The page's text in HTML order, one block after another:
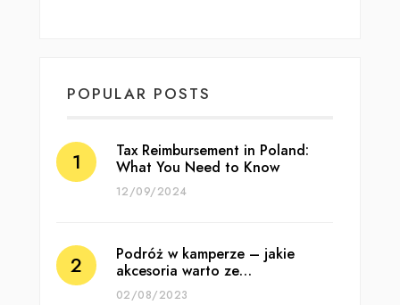
POPULAR POSTS
Tax Reimbursement in Poland:
What You Need to Know
12/09/2024
Podróż w kamperze – jakie
akcesoria warto ze…
02/08/2023